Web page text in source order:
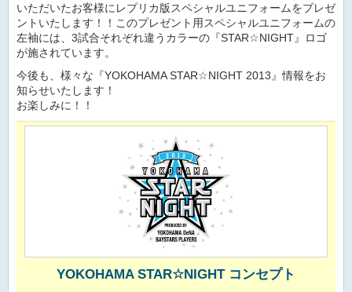
いただいたお客様にレプリカ版スペシャルユニフォームをプレゼ
ントいたします！！このプレゼント用スペシャルユニフォームの
左袖には、3試合それぞれ違うカラーの『STAR☆NIGHT』ロゴ
が施されています。
今後も、様々な『YOKOHAMA STAR☆NIGHT 2013』情報をお
知らせいたします！
お楽しみに！！
YOKOHAMA STAR☆NIGHT コンセプト